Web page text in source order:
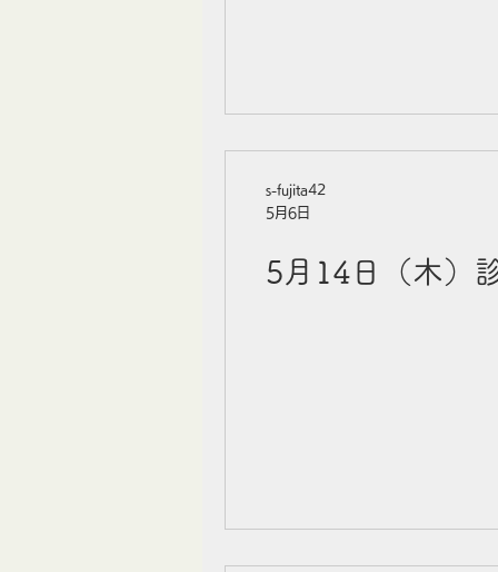
5月14日（木）
s-fujita42
5月6日